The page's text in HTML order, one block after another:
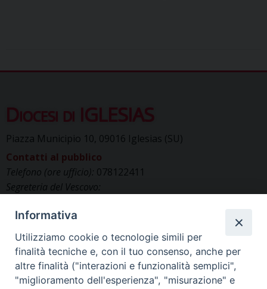
Diocesi di IGLESIAS
Piazza Municipio 10, 09016 Iglesias (SU)
Contatti al pubblico
Telefono (ore ufficio): 078122411
Segreteria del Vescovo:
Uffici di Curia:curia_iglesias@libero.it
Cancelleria (richiesta documenti):
canc.curia.iglesias@tiscali.it
Comunicazione & media (ufficio stampa):
ucs.iglesias@gmail.com
Informativa
Utilizziamo cookie o tecnologie simili per
finalità tecniche e, con il tuo consenso, anche per
altre finalità ("interazioni e funzionalità semplici",
"miglioramento dell'esperienza", "misurazione" e